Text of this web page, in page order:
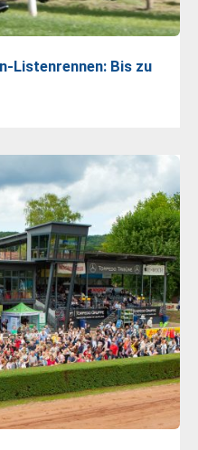
Listenrennen: Bis zu